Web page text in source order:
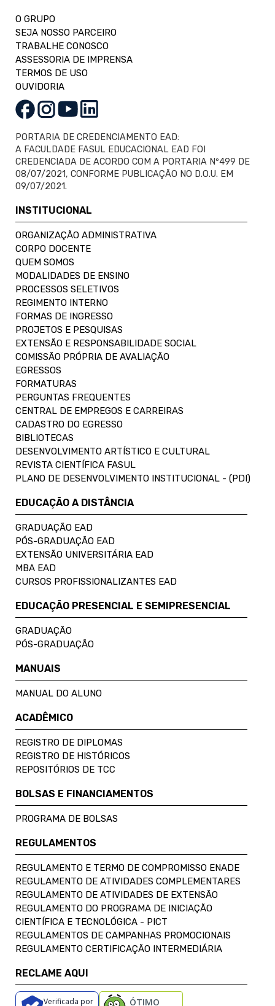
O GRUPO
SEJA NOSSO PARCEIRO
TRABALHE CONOSCO
ASSESSORIA DE IMPRENSA
TERMOS DE USO
OUVIDORIA
PORTARIA DE CREDENCIAMENTO EAD:
A FACULDADE FASUL EDUCACIONAL EAD FOI
CREDENCIADA DE ACORDO COM A PORTARIA Nº499 DE
08/07/2021, CONFORME PUBLICAÇÃO NO D.O.U. EM
09/07/2021.
INSTITUCIONAL
ORGANIZAÇÃO ADMINISTRATIVA
CORPO DOCENTE
QUEM SOMOS
MODALIDADES DE ENSINO
PROCESSOS SELETIVOS
REGIMENTO INTERNO
FORMAS DE INGRESSO
PROJETOS E PESQUISAS
EXTENSÃO E RESPONSABILIDADE SOCIAL
COMISSÃO PRÓPRIA DE AVALIAÇÃO
EGRESSOS
FORMATURAS
PERGUNTAS FREQUENTES
CENTRAL DE EMPREGOS E CARREIRAS
CADASTRO DO EGRESSO
BIBLIOTECAS
DESENVOLVIMENTO ARTÍSTICO E CULTURAL
REVISTA CIENTÍFICA FASUL
PLANO DE DESENVOLVIMENTO INSTITUCIONAL - (PDI)
EDUCAÇÃO A DISTÂNCIA
GRADUAÇÃO EAD
PÓS-GRADUAÇÃO EAD
EXTENSÃO UNIVERSITÁRIA EAD
MBA EAD
CURSOS PROFISSIONALIZANTES EAD
EDUCAÇÃO PRESENCIAL E SEMIPRESENCIAL
GRADUAÇÃO
PÓS-GRADUAÇÃO
MANUAIS
MANUAL DO ALUNO
ACADÊMICO
REGISTRO DE DIPLOMAS
REGISTRO DE HISTÓRICOS
REPOSITÓRIOS DE TCC
BOLSAS E FINANCIAMENTOS
PROGRAMA DE BOLSAS
REGULAMENTOS
REGULAMENTO E TERMO DE COMPROMISSO ENADE
REGULAMENTO DE ATIVIDADES COMPLEMENTARES
REGULAMENTO DE ATIVIDADES DE EXTENSÃO
REGULAMENTO DO PROGRAMA DE INICIAÇÃO
CIENTÍFICA E TECNOLÓGICA - PICT
REGULAMENTOS DE CAMPANHAS PROMOCIONAIS
REGULAMENTO CERTIFICAÇÃO INTERMEDIÁRIA
RECLAME AQUI
Verificada por ÓTIMO